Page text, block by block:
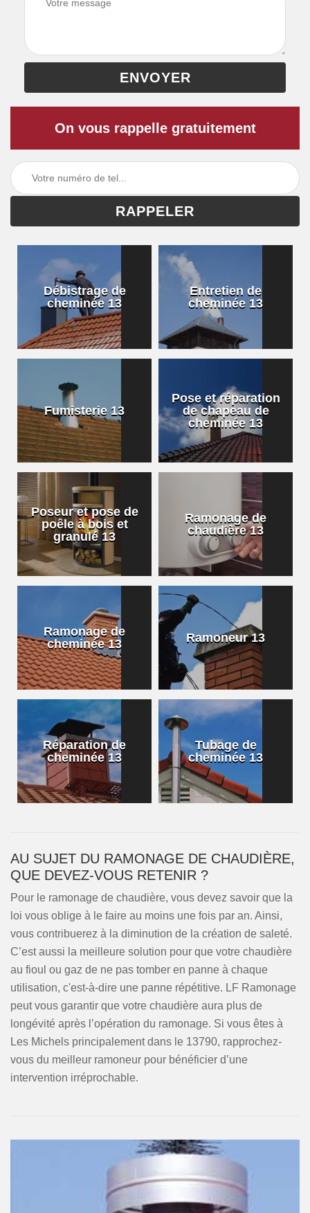
On vous rappelle gratuitement
Débistrage de
cheminée 13
Entretien de
cheminée 13
Fumisterie 13
Pose et réparation
de chapeau de
cheminée 13
Poseur et pose de
poêle à bois et
granulé 13
Ramonage de
chaudière 13
Ramonage de
cheminée 13
Ramoneur 13
Réparation de
cheminée 13
Tubage de
cheminée 13
AU SUJET DU RAMONAGE DE CHAUDIÈRE,
QUE DEVEZ-VOUS RETENIR ?
Pour le ramonage de chaudière, vous devez savoir que la
loi vous oblige à le faire au moins une fois par an. Ainsi,
vous contribuerez à la diminution de la création de saleté.
C’est aussi la meilleure solution pour que votre chaudière
au fioul ou gaz de ne pas tomber en panne à chaque
utilisation, c'est-à-dire une panne répétitive. LF Ramonage
peut vous garantir que votre chaudière aura plus de
longévité après l’opération du ramonage. Si vous êtes à
Les Michels principalement dans le 13790, rapprochez-
vous du meilleur ramoneur pour bénéficier d’une
intervention irréprochable.